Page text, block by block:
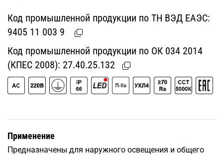
Код промышленной продукции по ТН ВЭД ЕАЭС:
9405 11 003 9
Код промышленной продукции по ОК 034 2014
(КПЕС 2008): 27.40.25.132
Применение
Предназначены для наружного освещения и общего